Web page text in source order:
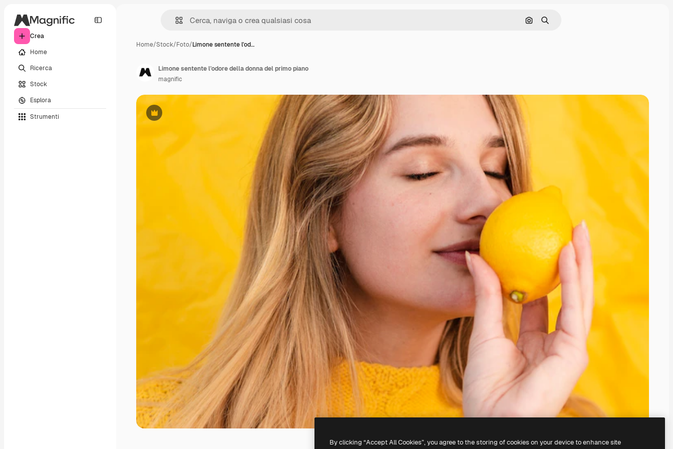
Crea
Home
Ricerca
Stock
Esplora
Strumenti
Cerca per immagine
Ricerca
Home/Stock/Foto/Limone sentente l'od…
Premium
Limone sentente l'odore della donna del primo piano
magnific
By clicking “Accept All Cookies”, you agree to the storing of cookies on your device to enhance site